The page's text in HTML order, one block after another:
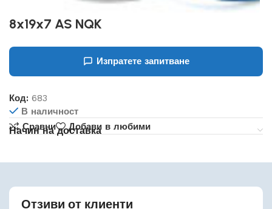
8x19x7 AS NQK
Изпратете запитване
Код: 683
В наличност
Сравни
Добави в любими
Начин на доставка
Отзиви от клиенти